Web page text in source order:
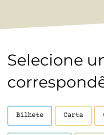
Selecione
Bilhete Carta